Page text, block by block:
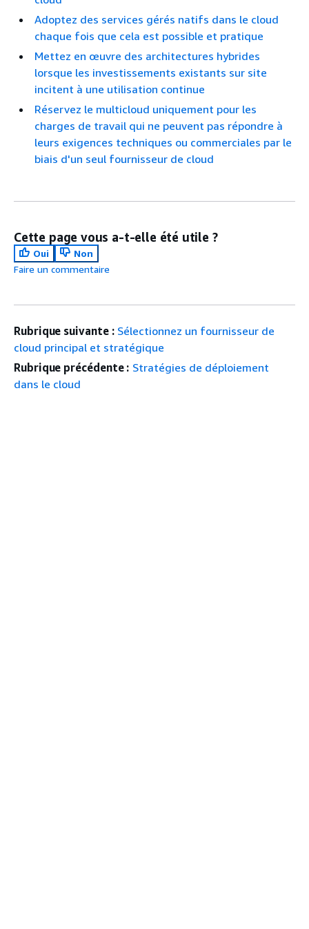
Adoptez des services gérés natifs dans le cloud
chaque fois que cela est possible et pratique
Mettez en œuvre des architectures hybrides
lorsque les investissements existants sur site
incitent à une utilisation continue
Réservez le multicloud uniquement pour les
charges de travail qui ne peuvent pas répondre à
leurs exigences techniques ou commerciales par le
biais d'un seul fournisseur de cloud
Cette page vous a-t-elle été utile ?
Oui
Non
Faire un commentaire
Rubrique suivante : Sélectionnez un fournisseur de
cloud principal et stratégique
Rubrique précédente : Stratégies de déploiement
dans le cloud